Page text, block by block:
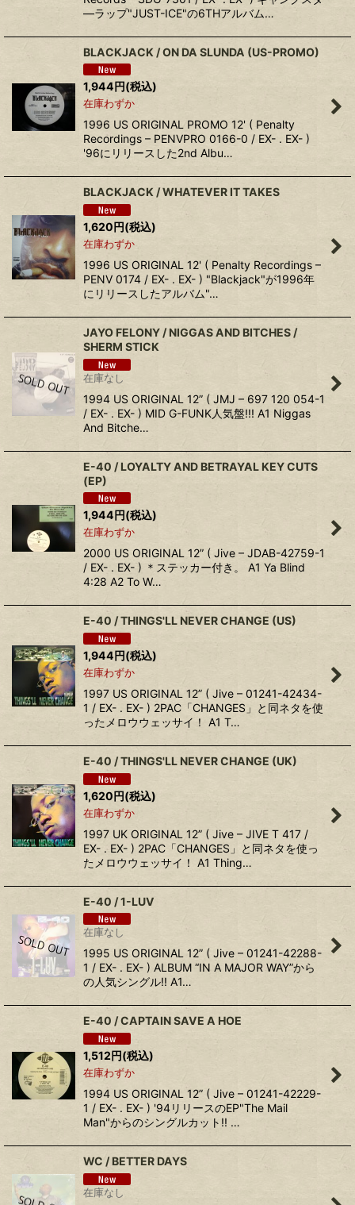
―ラップ"JUST-ICE"の6THアルバム…
BLACKJACK / ON DA SLUNDA (US-PROMO)
1,944円(税込)
在庫わずか
1996 US ORIGINAL PROMO 12' ( Penalty
Recordings – PENVPRO 0166-0 / EX- . EX- )
'96にリリースした2nd Albu…
BLACKJACK / WHATEVER IT TAKES
1,620円(税込)
在庫わずか
1996 US ORIGINAL 12' ( Penalty Recordings –
PENV 0174 / EX- . EX- ) "Blackjack"が1996年
にリリースしたアルバム"…
JAYO FELONY / NIGGAS AND BITCHES /
SHERM STICK
在庫なし
1994 US ORIGINAL 12” ( JMJ – 697 120 054-1
/ EX- . EX- ) MID G-FUNK人気盤!!! A1 Niggas
And Bitche…
E-40 / LOYALTY AND BETRAYAL KEY CUTS
(EP)
1,944円(税込)
在庫わずか
2000 US ORIGINAL 12” ( Jive – JDAB-42759-1
/ EX- . EX- ) ＊ステッカー付き。 A1 Ya Blind
4:28 A2 To W…
E-40 / THINGS'LL NEVER CHANGE (US)
1,944円(税込)
在庫わずか
1997 US ORIGINAL 12” ( Jive – 01241-42434-
1 / EX- . EX- ) 2PAC「CHANGES」と同ネタを使
ったメロウウェッサイ！ A1 T…
E-40 / THINGS'LL NEVER CHANGE (UK)
1,620円(税込)
在庫わずか
1997 UK ORIGINAL 12” ( Jive – JIVE T 417 /
EX- . EX- ) 2PAC「CHANGES」と同ネタを使っ
たメロウウェッサイ！ A1 Thing…
E-40 / 1-LUV
在庫なし
1995 US ORIGINAL 12” ( Jive – 01241-42288-
1 / EX- . EX- ) ALBUM “IN A MAJOR WAY”から
の人気シングル!! A1…
E-40 / CAPTAIN SAVE A HOE
1,512円(税込)
在庫わずか
1994 US ORIGINAL 12” ( Jive – 01241-42229-
1 / EX- . EX- ) '94リリースのEP"The Mail
Man"からのシングルカット!! …
WC ‎/ BETTER DAYS
在庫なし